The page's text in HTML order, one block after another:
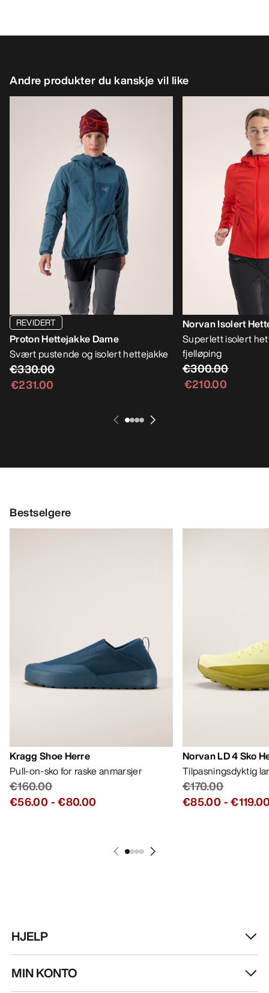
Andre produkter du kanskje vil like
REVIDERT
Proton Hettejakke Dame
Svært pustende og isolert hettejakke
€330.00
€231.00
Norvan Isolert
Superlett isolert
fjelløping
€300.00
€210.00
Bestselgere
Kragg Shoe Herre
Pull-on-sko for raske anmarsjer
€160.00
€56.00 -€80.00
Norvan LD 4 Sko
Tilpasningsdyktig
€170.00
€85.00 -
HJELP
MIN KONTO